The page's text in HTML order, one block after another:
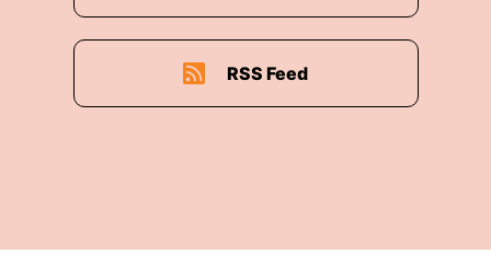
RSS Feed